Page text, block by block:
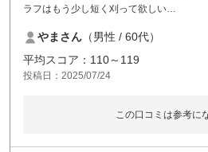
ラフはもう少し短く刈って欲しい
やまさん （男性 / 60代）
平均スコア：110～119
投稿日：2025/07/24
この口コミは参考に